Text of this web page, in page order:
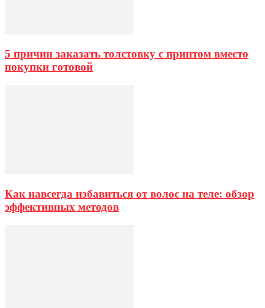
5 причин заказать толстовку с принтом вместо
покупки готовой
Как навсегда избавиться от волос на теле: обзор
эффективных методов